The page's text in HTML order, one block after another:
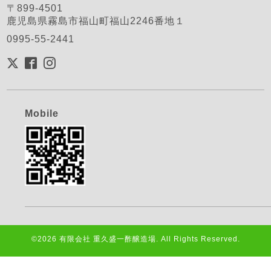
〒899-4501
鹿児島県霧島市福山町福山2246番地１
0995-55-2441
Mobile
©2026 有限会社 重久盛一酢醸造場. All Rights Reserved.